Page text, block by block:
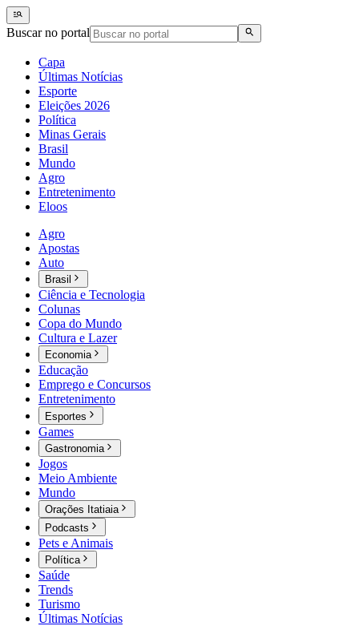
Buscar no portal
Capa
Últimas Notícias
Esporte
Eleições 2026
Política
Minas Gerais
Brasil
Mundo
Agro
Entretenimento
Eloos
Agro
Apostas
Auto
Brasil
Ciência e Tecnologia
Colunas
Copa do Mundo
Cultura e Lazer
Economia
Educação
Emprego e Concursos
Entretenimento
Esportes
Games
Gastronomia
Jogos
Meio Ambiente
Mundo
Orações Itatiaia
Podcasts
Pets e Animais
Política
Saúde
Trends
Turismo
Últimas Notícias